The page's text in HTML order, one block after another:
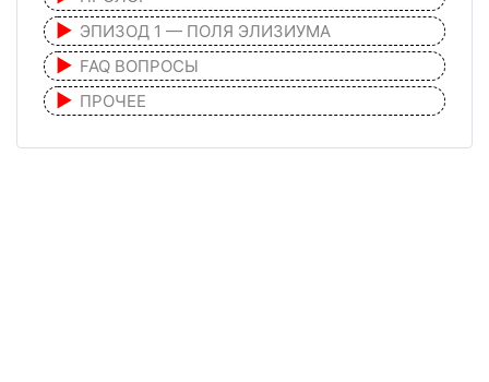
ЭПИЗОД 1 — ПОЛЯ ЭЛИЗИУМА
FAQ ВОПРОСЫ
ПРОЧЕЕ